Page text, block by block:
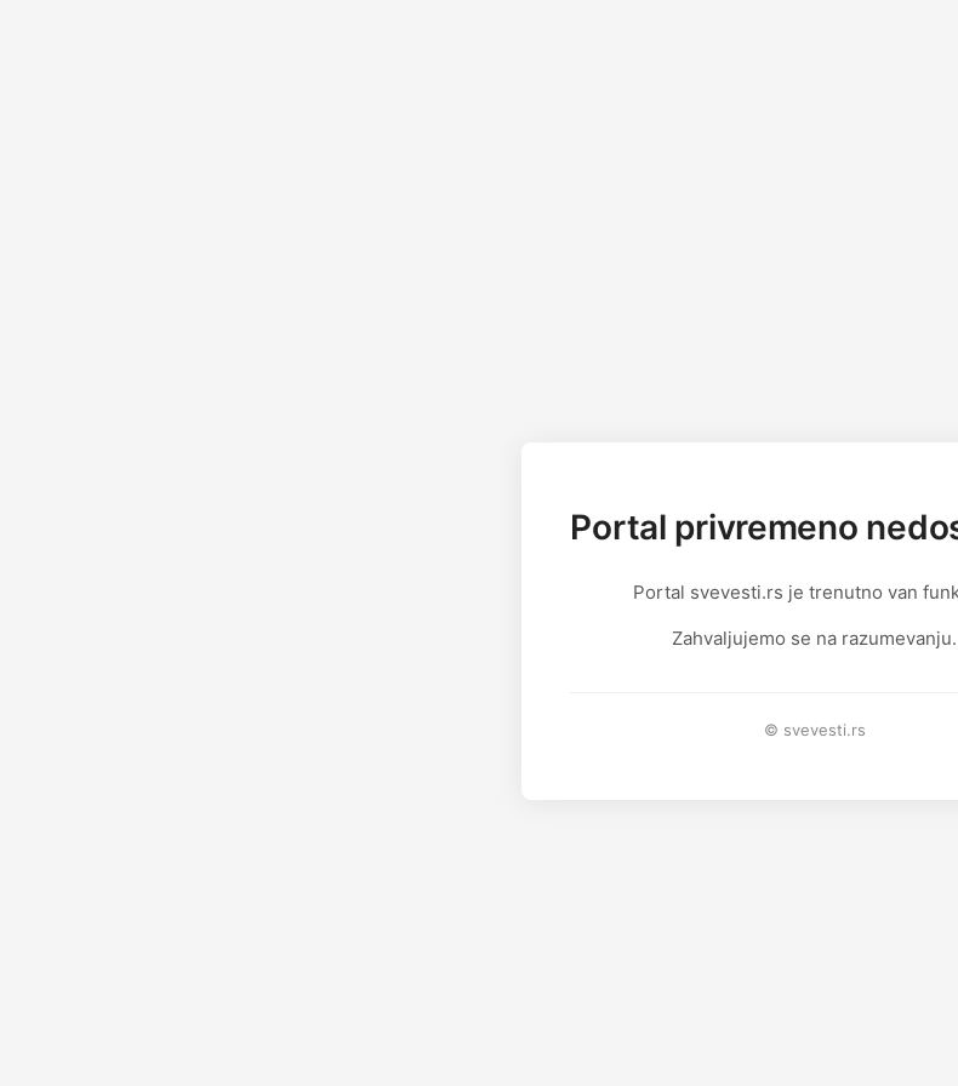
Portal privremeno
Portal svevesti.rs je trenutno van
Zahvaljujemo se na razumevanju.
© svevesti.rs